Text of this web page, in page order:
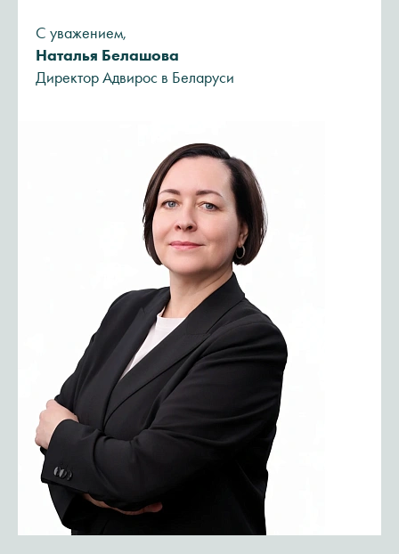
С уважением,
Наталья Белашова
Директор Адвирос в Беларуси